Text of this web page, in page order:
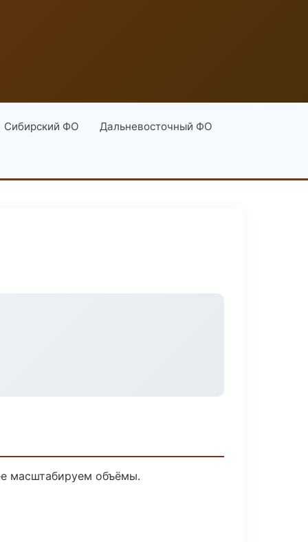
Сибирский ФО Дальневосточный ФО
масштабируем объёмы.